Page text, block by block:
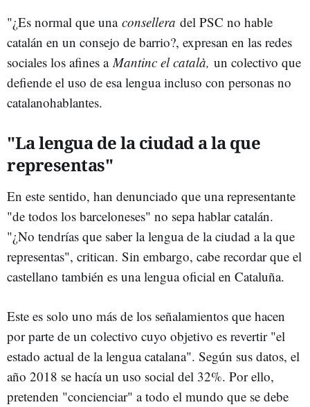
"¿Es normal que una consellera del PSC no hable
catalán en un consejo de barrio?, expresan en las redes
sociales los afines aMantinc el català, un colectivo que
defiende el uso de esa lengua incluso con personas no
catalanohablantes.
"La lengua de la ciudad a la que
representas"
En este sentido, han denunciado que una representante
"de todos los barceloneses" no sepa hablar catalán.
"¿No tendrías que saber la lengua de la ciudad a la que
representas", critican. Sin embargo, cabe recordar que el
castellano también es una lengua oficial en Cataluña.
Este es solo uno más de los señalamientos que hacen
por parte de un colectivo cuyo objetivo es revertir "el
estado actual de la lengua catalana". Según sus datos, el
año 2018 se hacía un uso social del 32%. Por ello,
pretenden "concienciar" a todo el mundo que se debe